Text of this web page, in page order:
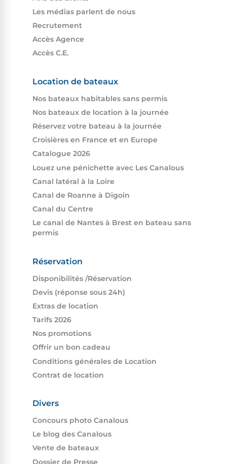
Les médias parlent de nous
Recrutement
Accès Agence
Accès C.E.
Location de bateaux
Nos bateaux habitables sans permis
Nos bateaux de location à la journée
Réservez votre bateau à la journée
Croisières en France et en Europe
Catalogue 2026
Louez une pénichette avec Les Canalous
Canal latéral à la Loire
Canal de Roanne à Digoin
Canal du Centre
Le canal de Nantes à Brest en bateau sans
permis
Réservation
Disponibilités /​Réservation
Devis (réponse sous 24h)
Extras de location
Tarifs 2026
Nos promotions
Offrir un bon cadeau
Conditions générales de Location
Contrat de location
Divers
Concours photo Canalous
Le blog des Canalous
Vente de bateaux
Dossier de Presse